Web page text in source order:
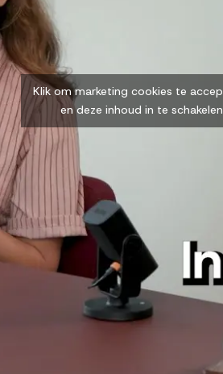
Klik om marketing cookies te
en deze inhoud in te schakelen